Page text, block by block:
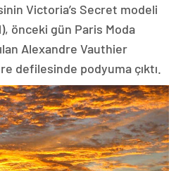
Victoria’s Secret modeli
önceki gün Paris Moda
Alexandre Vauthier
defilesinde podyuma çıktı.